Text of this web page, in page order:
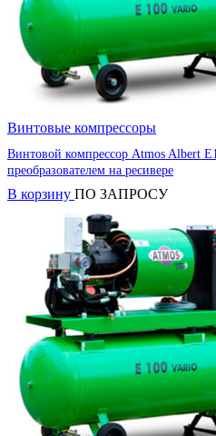
Винтовые компрессоры
Винтовой компрессор Atmos Albert
преобразователем на ресивере
В корзину ПО ЗАПРОСУ